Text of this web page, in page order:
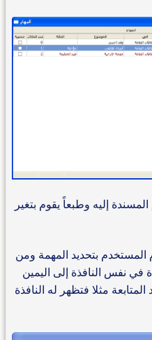
إليه وطبعاً يقوم بتغير
المستخدم بتحديد المهمة ومن
في نفس النافذة إلى اليمين
مثلا فتظهر له النافذة